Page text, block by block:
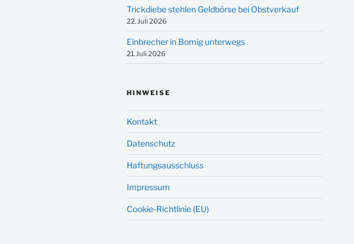
Trickdiebe stehlen Geldbörse bei Obstverkauf
22. Juli 2026
Einbrecher in Bomig unterwegs
21. Juli 2026
HINWEISE
Kontakt
Datenschutz
Haftungsausschluss
Impressum
Cookie-Richtlinie (EU)